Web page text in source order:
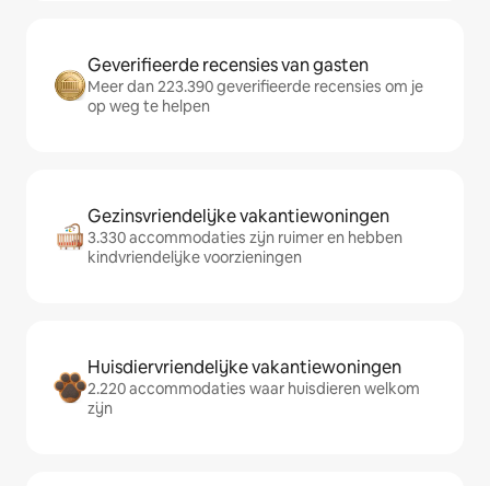
Geverifieerde recensies van gasten
Meer dan 223.390 geverifieerde recensies om je
op weg te helpen
Gezinsvriendelijke vakantiewoningen
3.330 accommodaties zijn ruimer en hebben
kindvriendelijke voorzieningen
Huisdiervriendelijke vakantiewoningen
2.220 accommodaties waar huisdieren welkom
zijn